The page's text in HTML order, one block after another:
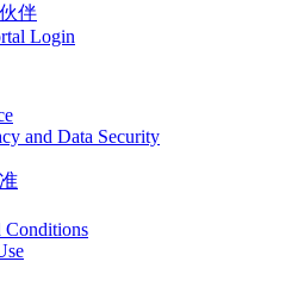
伴
Login
and Data Security
Conditions